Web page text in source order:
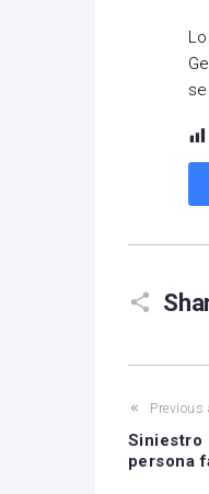
Previous
Siniestro
persona